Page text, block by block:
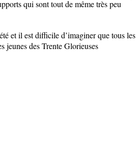
qui sont tout de même très peu
et il est difficile d’imaginer que tous les
jeunes des Trente Glorieuses